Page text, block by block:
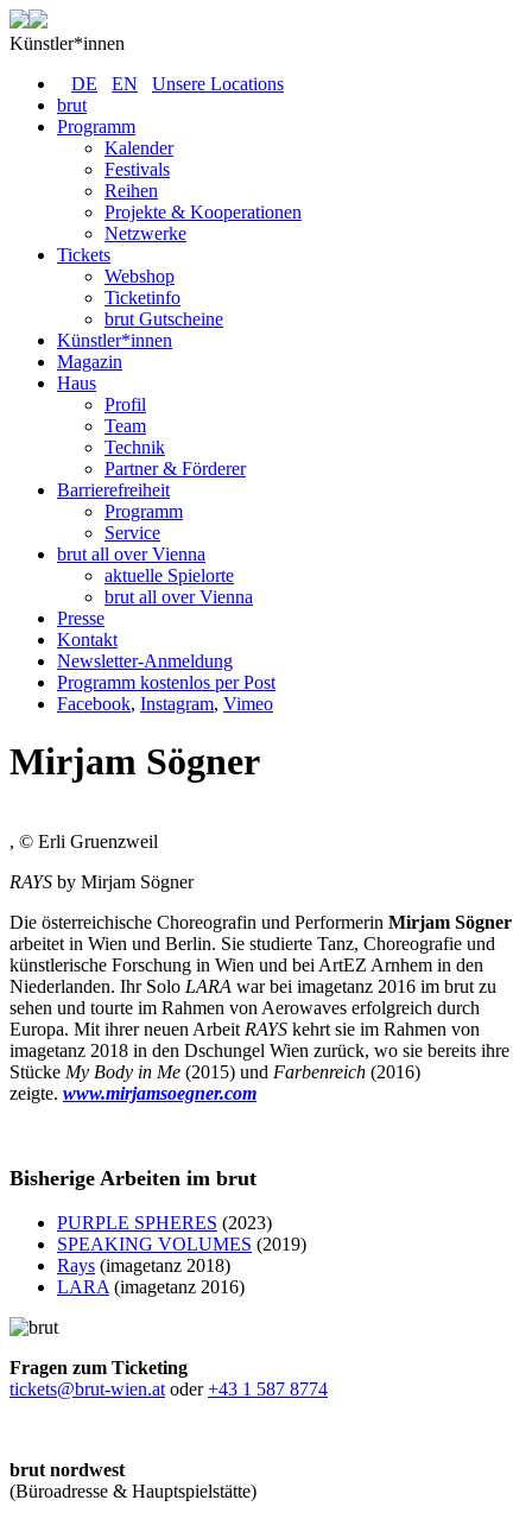
Künstler*innen
DE
EN
Unsere Locations
brut
Programm
Kalender
Festivals
Reihen
Projekte & Kooperationen
Netzwerke
Tickets
Webshop
Ticketinfo
brut Gutscheine
Künstler*innen
Magazin
Haus
Profil
Team
Technik
Partner & Förderer
Barrierefreiheit
Programm
Service
brut all over Vienna
aktuelle Spielorte
brut all over Vienna
Presse
Kontakt
Newsletter-Anmeldung
Programm kostenlos per Post
Facebook, Instagram, Vimeo
Mirjam Sögner
, © Erli Gruenzweil
RAYS by Mirjam Sögner
Die österreichische Choreografin und Performerin Mirjam Sögner
arbeitet in Wien und Berlin. Sie studierte Tanz, Choreografie und
künstlerische Forschung in Wien und bei ArtEZ Arnhem in den
Niederlanden. Ihr Solo LARA war bei imagetanz 2016 im brut zu
sehen und tourte im Rahmen von Aerowaves erfolgreich durch
Europa. Mit ihrer neuen Arbeit RAYS kehrt sie im Rahmen von
imagetanz 2018 in den Dschungel Wien zurück, wo sie bereits ihre
Stücke My Body in Me (2015) und Farbenreich (2016)
zeigte. www.mirjamsoegner.com
Bisherige Arbeiten im brut
PURPLE SPHERES (2023)
SPEAKING VOLUMES (2019)
Rays (imagetanz 2018)
LARA (imagetanz 2016)
Fragen zum Ticketing
tickets@brut-wien.at oder+43 1 587 8774
brut nordwest
(Büroadresse & Hauptspielstätte)